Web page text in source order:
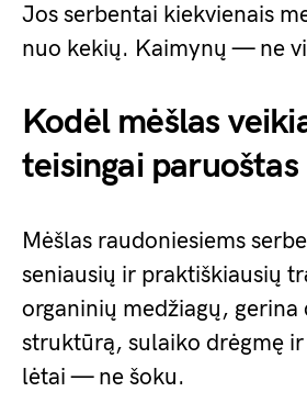
Jos serbentai kiekvienais
nuo kekių. Kaimynų — ne
Kodėl mėšlas
teisingai paruoštas
Mėšlas raudoniesiems
seniausių ir praktiškiausių
organinių medžiagų, gerina
struktūrą, sulaiko drėgmę
lėtai — ne šoku.